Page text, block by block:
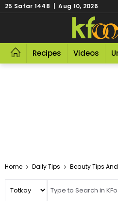
25 Safar 1448 | Aug 10, 2026
Recipes Videos
Home Daily Tips Beauty Tips